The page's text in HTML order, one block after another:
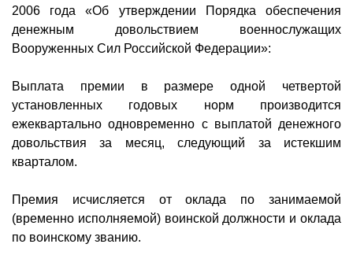
2006 года «Об утверждении Порядка обеспечения
денежным довольствием военнослужащих
Вооруженных Сил Российской Федерации»:
Выплата премии в размере одной четвертой
установленных годовых норм производится
ежеквартально одновременно с выплатой денежного
довольствия за месяц, следующий за истекшим
кварталом.
Премия исчисляется от оклада по занимаемой
(временно исполняемой) воинской должности и оклада
по воинскому званию.